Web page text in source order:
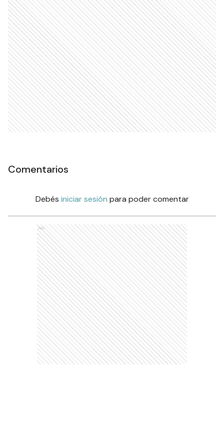
Comentarios
Debés iniciar sesión para poder comentar
Ads